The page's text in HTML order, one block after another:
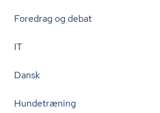
Foredrag og debat
IT
Dansk
Hundetræning